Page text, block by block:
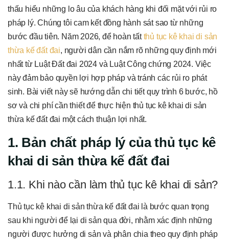
thấu hiểu những lo âu của khách hàng khi đối mặt với rủi ro
pháp lý. Chúng tôi cam kết đồng hành sát sao từ những
bước đầu tiên. Năm 2026, để hoàn tấtthủ tục kê khai di sản
thừa kế đất đai, người dân cần nắm rõ những quy định mới
nhất từ Luật Đất đai 2024 và Luật Công chứng 2024. Việc
này đảm bảo quyền lợi hợp pháp và tránh các rủi ro phát
sinh. Bài viết này sẽ hướng dẫn chi tiết quy trình 6 bước, hồ
sơ và chi phí cần thiết để thực hiện thủ tục kê khai di sản
thừa kế đất đai một cách thuận lợi nhất.
1. Bản chất pháp lý của thủ tục kê
khai di sản thừa kế đất đai
1.1. Khi nào cần làm thủ tục kê khai di sản?
Thủ tục kê khai di sản thừa kế đất đai là bước quan trọng
sau khi người để lại di sản qua đời, nhằm xác định những
người được hưởng di sản và phân chia theo quy định pháp